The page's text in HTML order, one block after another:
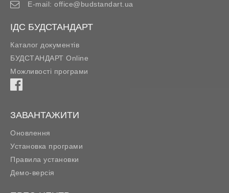
E-mail: office@budstandart.ua
ІДС БУДСТАНДАРТ
Каталог документів
БУДСТАНДАРТ Online
Можливості програми
ЗАВАНТАЖИТИ
Оновлення
Установка програми
Правила установки
Демо-версія